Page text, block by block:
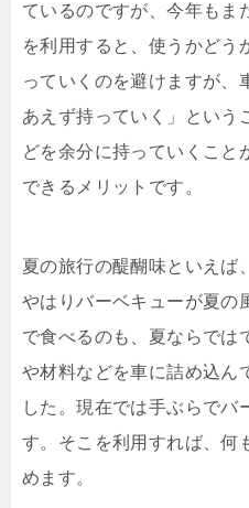
ているのですが、今年もま
を利用すると、使うかどう
っていくのを避けますが、
あえず持っていく」という
どを余分に持っていくこと
できるメリットです。
夏の旅行の醍醐味といえば
やはりバーベキューが夏の
で食べるのも、夏ならでは
や材料などを車に詰め込ん
した。現在では手ぶらでバ
す。そこを利用すれば、何
めます。